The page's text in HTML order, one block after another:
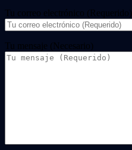
Tu correo electrónico (Requerido)
Tu mensaje (Necesario)